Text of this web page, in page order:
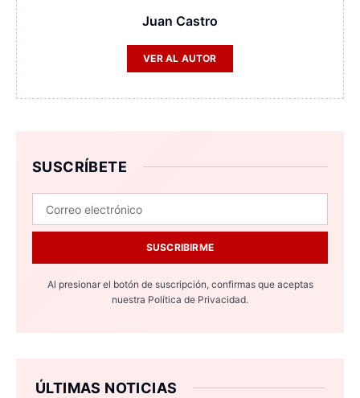
Juan Castro
VER AL AUTOR
SUSCRÍBETE
SUSCRIBIRME
Al presionar el botón de suscripción, confirmas que aceptas
nuestra Política de Privacidad.
ÚLTIMAS NOTICIAS